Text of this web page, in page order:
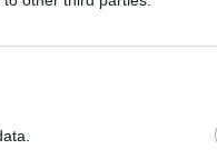
доразвиване на
и